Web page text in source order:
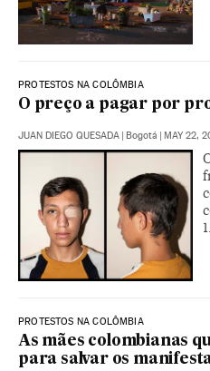
PROTESTOS NA COLÔMBIA
O preço a pagar por
JUAN DIEGO QUESADA | Bogotá | MAY 22,
PROTESTOS NA COLÔMBIA
As mães colombianas
para salvar os